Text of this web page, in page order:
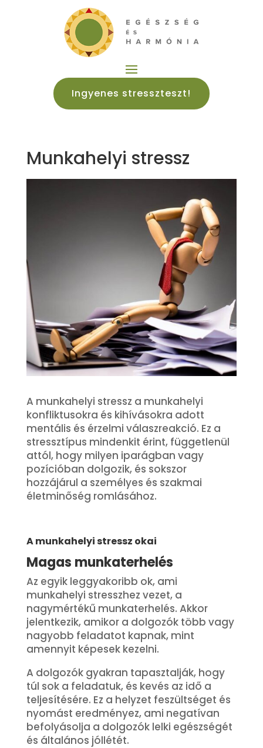
Ingyenes stresszteszt!
Munkahelyi stressz
A munkahelyi stressz a munkahelyi
konfliktusokra és kihívásokra adott
mentális és érzelmi válaszreakció. Ez a
stressztípus mindenkit érint, függetlenül
attól, hogy milyen iparágban vagy
pozícióban dolgozik, és sokszor
hozzájárul a személyes és szakmai
életminőség romlásához.
A munkahelyi stressz okai
Magas munkaterhelés
Az egyik leggyakoribb ok, ami
munkahelyi stresszhez vezet, a
nagymértékű munkaterhelés. Akkor
jelentkezik, amikor a dolgozók több vagy
nagyobb feladatot kapnak, mint
amennyit képesek kezelni.
A dolgozók gyakran tapasztalják, hogy
túl sok a feladatuk, és kevés az idő a
teljesítésére. Ez a helyzet feszültséget és
nyomást eredményez, ami negatívan
befolyásolja a dolgozók lelki egészségét
és általános jóllétét.